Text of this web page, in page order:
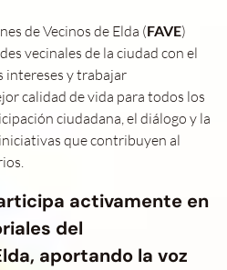
de Vecinos de Elda (FAVE)
vecinales de la ciudad con el
intereses y trabajar
calidad de vida para todos los
ciudadana, el diálogo y la
que contribuyen al
activamente en
del
aportando la voz